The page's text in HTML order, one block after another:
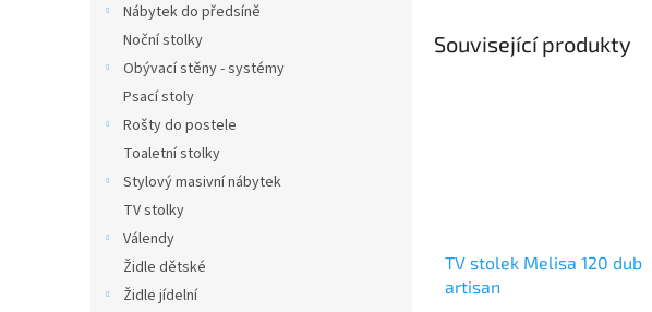
Nábytek do předsíně
Noční stolky
Obývací stěny - systémy
Psací stoly
Rošty do postele
Toaletní stolky
Stylový masivní nábytek
TV stolky
Válendy
Židle dětské
Židle jídelní
Související produkty
TV stolek Melisa 120 dub
artisan